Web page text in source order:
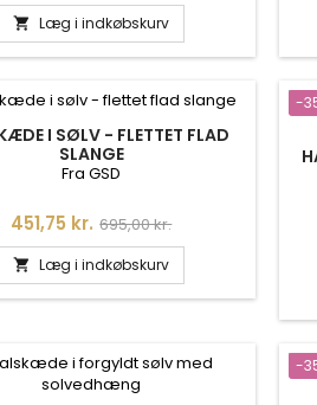
 Læg i indkøbskurv
I SØLV - FLETTET FLAD
SLANGE
Fra GSD
Pris
451,75 kr. Normalpris
695,00 kr.
 Læg i indkøbskurv
-
-